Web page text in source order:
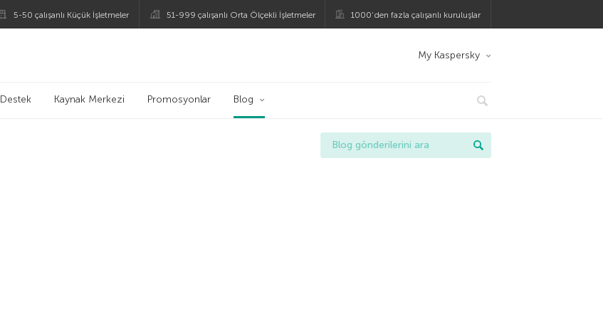
5-50 çalışanlı Küçük İşletmeler 51-999 çalışanlı Orta Ölçekli İşletmeler 1000’den fazla çalışanlı kuruluşlar
My Kaspersky
Destek Kaynak Merkezi Promosyonlar Blog